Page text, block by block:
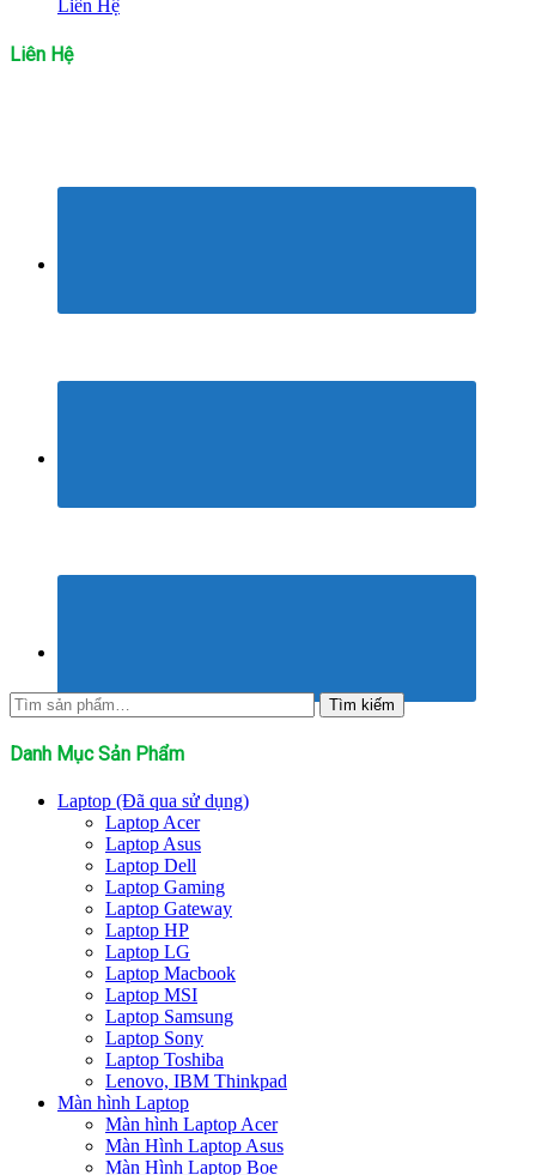
Liên Hệ
Liên Hệ
Tìm
kiếm:
Tìm kiếm
Danh Mục Sản Phẩm
Laptop (Đã qua sử dụng)
Laptop Acer
Laptop Asus
Laptop Dell
Laptop Gaming
Laptop Gateway
Laptop HP
Laptop LG
Laptop Macbook
Laptop MSI
Laptop Samsung
Laptop Sony
Laptop Toshiba
Lenovo, IBM Thinkpad
Màn hình Laptop
Màn hình Laptop Acer
Màn Hình Laptop Asus
Màn Hình Laptop Boe